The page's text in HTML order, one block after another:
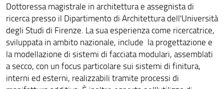
Dottoressa magistrale in architettura e assegnista di
ricerca presso il Dipartimento di Architettura dell'Università
degli Studi di Firenze. La sua esperienza come ricercatrice,
sviluppata in ambito nazionale, include la progettazione e
la modellazione di sistemi di facciata modulari, assemblati
a secco, con un focus particolare sui sistemi di finitura,
interni ed esterni, realizzabili tramite processi di